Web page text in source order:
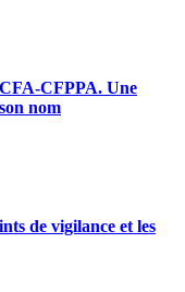
CFPPA. Une
nom
de vigilance et les